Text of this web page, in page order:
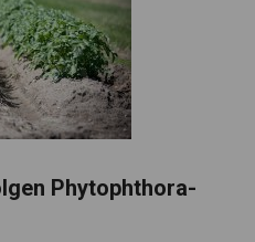
Phytophthora-